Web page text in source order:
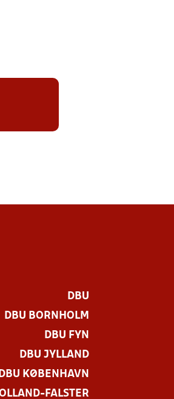
DBU
DBU BORNHOLM
DBU FYN
DBU JYLLAND
DBU KØBENHAVN
FALSTER